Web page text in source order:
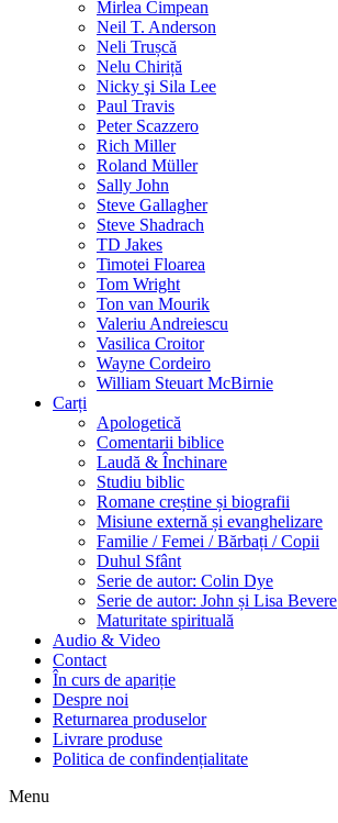
Mirlea Cimpean
Neil T. Anderson
Neli Trușcă
Nelu Chiriță
Nicky şi Sila Lee
Paul Travis
Peter Scazzero
Rich Miller
Roland Müller
Sally John
Steve Gallagher
Steve Shadrach
TD Jakes
Timotei Floarea
Tom Wright
Ton van Mourik
Valeriu Andreiescu
Vasilica Croitor
Wayne Cordeiro
William Steuart McBirnie
Carți
Apologetică
Comentarii biblice
Laudă & Închinare
Studiu biblic
Romane creștine și biografii
Misiune externă și evanghelizare
Familie / Femei / Bărbați / Copii
Duhul Sfânt
Serie de autor: Colin Dye
Serie de autor: John și Lisa Bevere
Maturitate spirituală
Audio & Video
Contact
În curs de apariție
Despre noi
Returnarea produselor
Livrare produse
Politica de confindențialitate
Menu